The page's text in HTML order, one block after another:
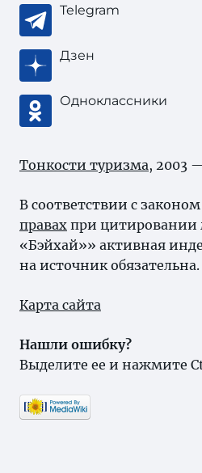
Telegram
Дзен
Одноклассники
Тонкости туризма, 2003
В соответствии с законом
правах при цитировании
«Бэйхай»» активная
на источник обязательна.
Карта сайта
Нашли ошибку?
Выделите ее и нажмите